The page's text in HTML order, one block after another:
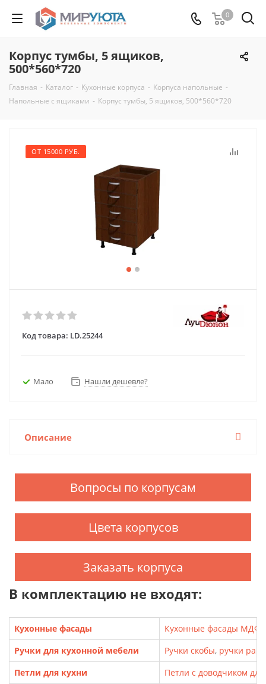
0
Корпус тумбы, 5 ящиков,
500*560*720
Главная - Каталог - Кухонные корпуса - Корпуса напольные -
Напольные с ящиками - Корпус тумбы, 5 ящиков, 500*560*720
ОТ 15000 РУБ.
Код товара: LD.25244
Мало Нашли дешевле?
Описание
Вопросы по корпусам
Цвета корпусов
Заказать корпуса
В комплектацию не входят:
Кухонные фасады Кухонные фасады МДФ
Ручки для кухонной мебели
Ручки скобы, ручки
Петли для кухни
Петли с доводчиком для